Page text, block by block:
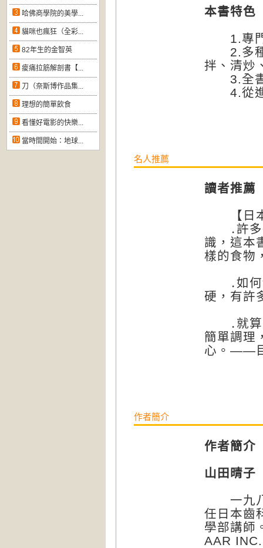
哈佛商學院的美學...
貓咪也瘋狂（全彩...
82年生的金智英
痠痛拉筋解剖書【...
刀（奈斯博作品集...
理想的簡單飲食
看懂好電影的快樂...
當時間開始：地球...
本書特色
1.專門
2.多種
拌、清炒
3.全書
4.從進
名人推薦
讀者推薦
【日本
․許多醫
識，這本
樣的食物
․如何
硬，有許
․就算是
簡單調理
心。——
作者簡介
作者簡介
山田晴子
一九八
任日本齒
學部講師
AAR